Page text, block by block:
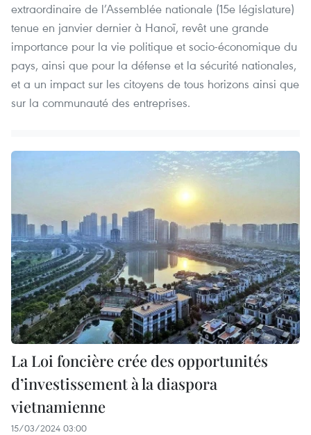
extraordinaire de l’Assemblée nationale (15e législature)
tenue en janvier dernier à Hanoï, revêt une grande
importance pour la vie politique et socio-économique du
pays, ainsi que pour la défense et la sécurité nationales,
et a un impact sur les citoyens de tous horizons ainsi que
sur la communauté des entreprises.
La Loi foncière crée des opportunités
d’investissement à la diaspora
vietnamienne
15/03/2024 03:00